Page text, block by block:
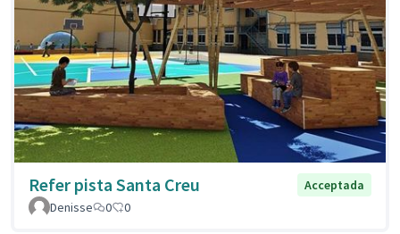
Refer pista Santa Creu
Acceptada
Denisse
0 0